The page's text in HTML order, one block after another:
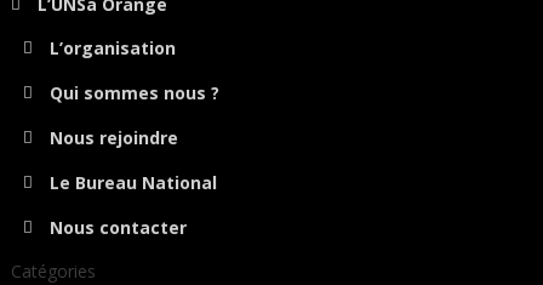
L’UNSa Orange
L’organisation
Qui sommes nous ?
Nous rejoindre
Le Bureau National
Nous contacter
Catégories